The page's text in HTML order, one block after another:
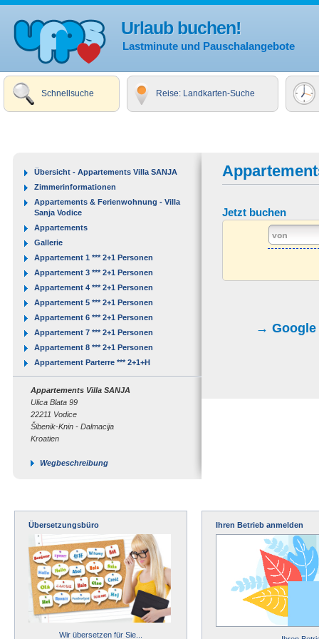
Urlaub buchen!
Lastminute und Pauschalangebote
Schnellsuche Reise: Landkarten-Suche
Jetzt buchen
→ Google
Übersicht - Appartements Villa SANJA
Zimmerinformationen
Appartements & Ferienwohnung - Villa
Sanja Vodice
Appartements
Gallerie
Appartement 1 *** 2+1 Personen
Appartement 3 *** 2+1 Personen
Appartement 4 *** 2+1 Personen
Appartement 5 *** 2+1 Personen
Appartement 6 *** 2+1 Personen
Appartement 7 *** 2+1 Personen
Appartement 8 *** 2+1 Personen
Appartement Parterre *** 2+1+H
Appartements Villa SANJA
Ulica Blata 99
22211 Vodice
Šibenik-Knin - Dalmacija
Kroatien
Wegbeschreibung
Übersetzungsbüro
Wir übersetzen für Sie...
Ihren Betrieb anmelden